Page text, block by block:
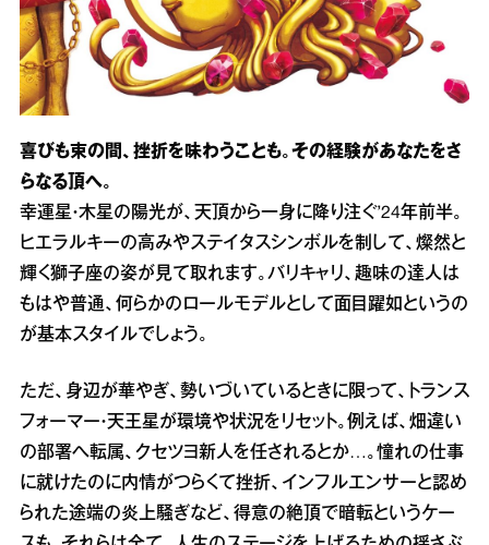
喜びも束の間、挫折を味わうことも。その経験があなたをさ
らなる頂へ。
幸運星・木星の陽光が、天頂から一身に降り注ぐ’24年前半。
ヒエラルキーの高みやステイタスシンボルを制して、燦然と
輝く獅子座の姿が見て取れます。バリキャリ、趣味の達人は
もはや普通、何らかのロールモデルとして面目躍如というの
が基本スタイルでしょう。
ただ、身辺が華やぎ、勢いづいているときに限って、トランス
フォーマー・天王星が環境や状況をリセット。例えば、畑違い
の部署へ転属、クセツヨ新人を任されるとか…。憧れの仕事
に就けたのに内情がつらくて挫折、インフルエンサーと認め
られた途端の炎上騒ぎなど、得意の絶頂で暗転というケー